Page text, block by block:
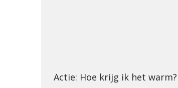
Actie: Hoe krijg ik het warm?